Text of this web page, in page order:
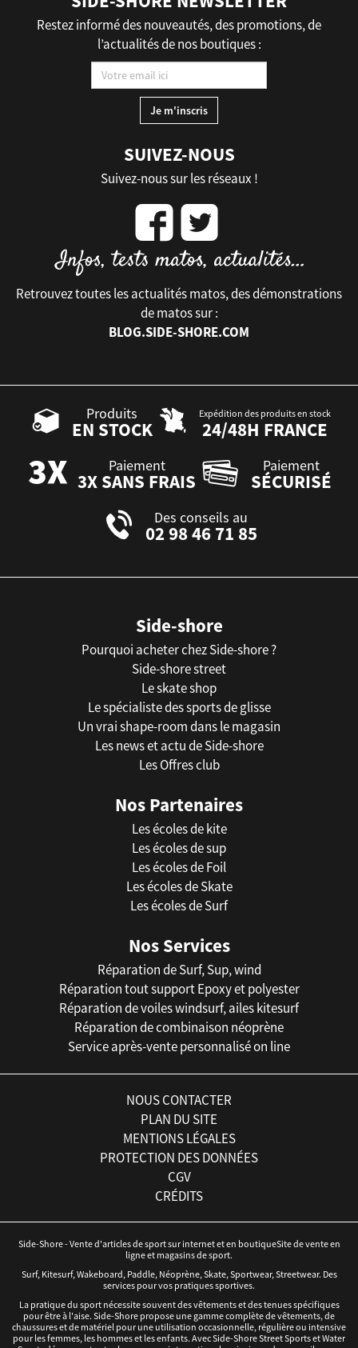
Restez informé des nouveautés, des promotions, de
l’actualités de nos boutiques :
SUIVEZ-NOUS
Suivez-nous sur les réseaux !
Retrouvez toutes les actualités matos, des démonstrations
de matos sur :
BLOG.SIDE-SHORE.COM
Produits
EN STOCK
Expédition des produits en stock
24/48H FRANCE
Paiement
3X SANS FRAIS
Paiement
SÉCURISÉ
Des conseils au
02 98 46 71 85
Side-shore
Pourquoi acheter chez Side-shore ?
Side-shore street
Le skate shop
Le spécialiste des sports de glisse
Un vrai shape-room dans le magasin
Les news et actu de Side-shore
Les Offres club
Nos Partenaires
Les écoles de kite
Les écoles de sup
Les écoles de Foil
Les écoles de Skate
Les écoles de Surf
Nos Services
Réparation de Surf, Sup, wind
Réparation tout support Epoxy et polyester
Réparation de voiles windsurf, ailes kitesurf
Réparation de combinaison néoprène
Service après-vente personnalisé on line
NOUS CONTACTER
PLAN DU SITE
MENTIONS LÉGALES
PROTECTION DES DONNÉES
CGV
CRÉDITS
Side-Shore - Vente d'articles de sport sur internet et en boutiqueSite de vente en
ligne et magasins de sport.
Surf, Kitesurf, Wakeboard, Paddle, Néoprène, Skate, Sportwear, Streetwear. Des
services pour vos pratiques sportives.
La pratique du sport nécessite souvent des vêtements et des tenues spécifiques
pour être à l'aise. Side-Shore propose une gamme complète de vêtements, de
chaussures et de matériel pour une utilisation occasionnelle, régulière ou intensive
pour les femmes, les hommes et les enfants. Avec Side-Shore Street Sports et Water